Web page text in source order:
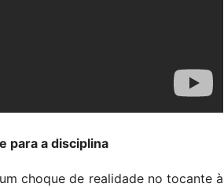
para a disciplina
choque de realidade no tocante à